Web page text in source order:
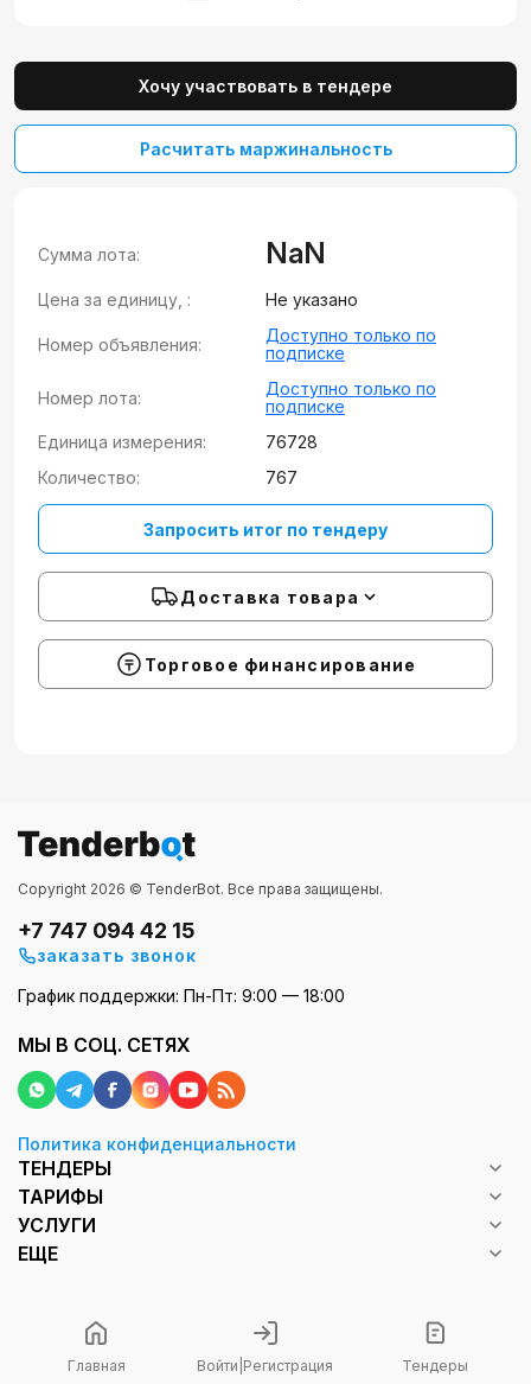
Главная Войти Регистрация Тендеры
Хочу участвовать в тендере
Расчитать маржинальность
Сумма лота: NaN
Цена за единицу, : Не указано
Номер объявления:
Доступно только по
подписке
Номер лота:
Доступно только по
подписке
Единица измерения:
76728
Количество:
767
Запросить итог по тендеру
Доставка товара
Торговое финансирование
Copyright 2026 © TenderBot. Все права защищены.
+7 747 094 42 15
заказать звонок
График поддержки: Пн-Пт: 9:00 — 18:00
МЫ В СОЦ. СЕТЯХ
Политика конфиденциальности
ТЕНДЕРЫ
ТАРИФЫ
УСЛУГИ
ЕЩЕ